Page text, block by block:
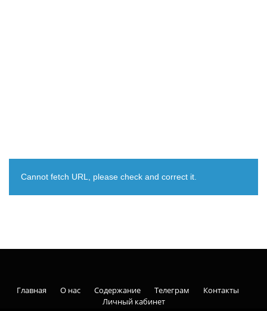
Cannot fetch URL, please check and correct it.
Главная О нас Содержание Телеграм
Контакты
Личный кабинет